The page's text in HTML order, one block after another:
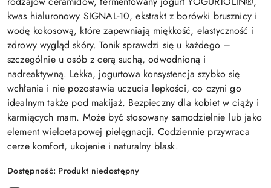
kwas hialuronowy SIGNAL-10, ekstrakt z borówki brusznicy i
wodę kokosową, które zapewniają miękkość, elastyczność i
zdrowy wygląd skóry. Tonik sprawdzi się u każdego –
szczególnie u osób z cerą suchą, odwodnioną i
nadreaktywną. Lekka, jogurtowa konsystencja szybko się
wchłania i nie pozostawia uczucia lepkości, co czyni go
idealnym także pod makijaż. Bezpieczny dla kobiet w ciąży i
karmiących mam. Może być stosowany samodzielnie lub jako
element wieloetapowej pielęgnacji. Codziennie przywraca
cerze komfort, ukojenie i naturalny blask.
Dostępność: Produkt niedostępny